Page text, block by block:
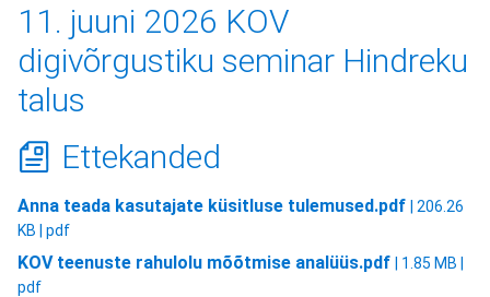
11. juuni 2026 KOV
digivõrgustiku seminar Hindreku
talus
Ettekanded
Anna teada kasutajate küsitluse tulemused.pdf | 206.26
KB | pdf
KOV teenuste rahulolu mõõtmise analüüs.pdf | 1.85 MB |
pdf